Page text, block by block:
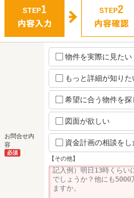
お問合せ内
容
必須
物件を実際に見たい
もっと詳細が知りた
希望に合う物件を探
図面が欲しい
資金計画の相談をし
【その他】